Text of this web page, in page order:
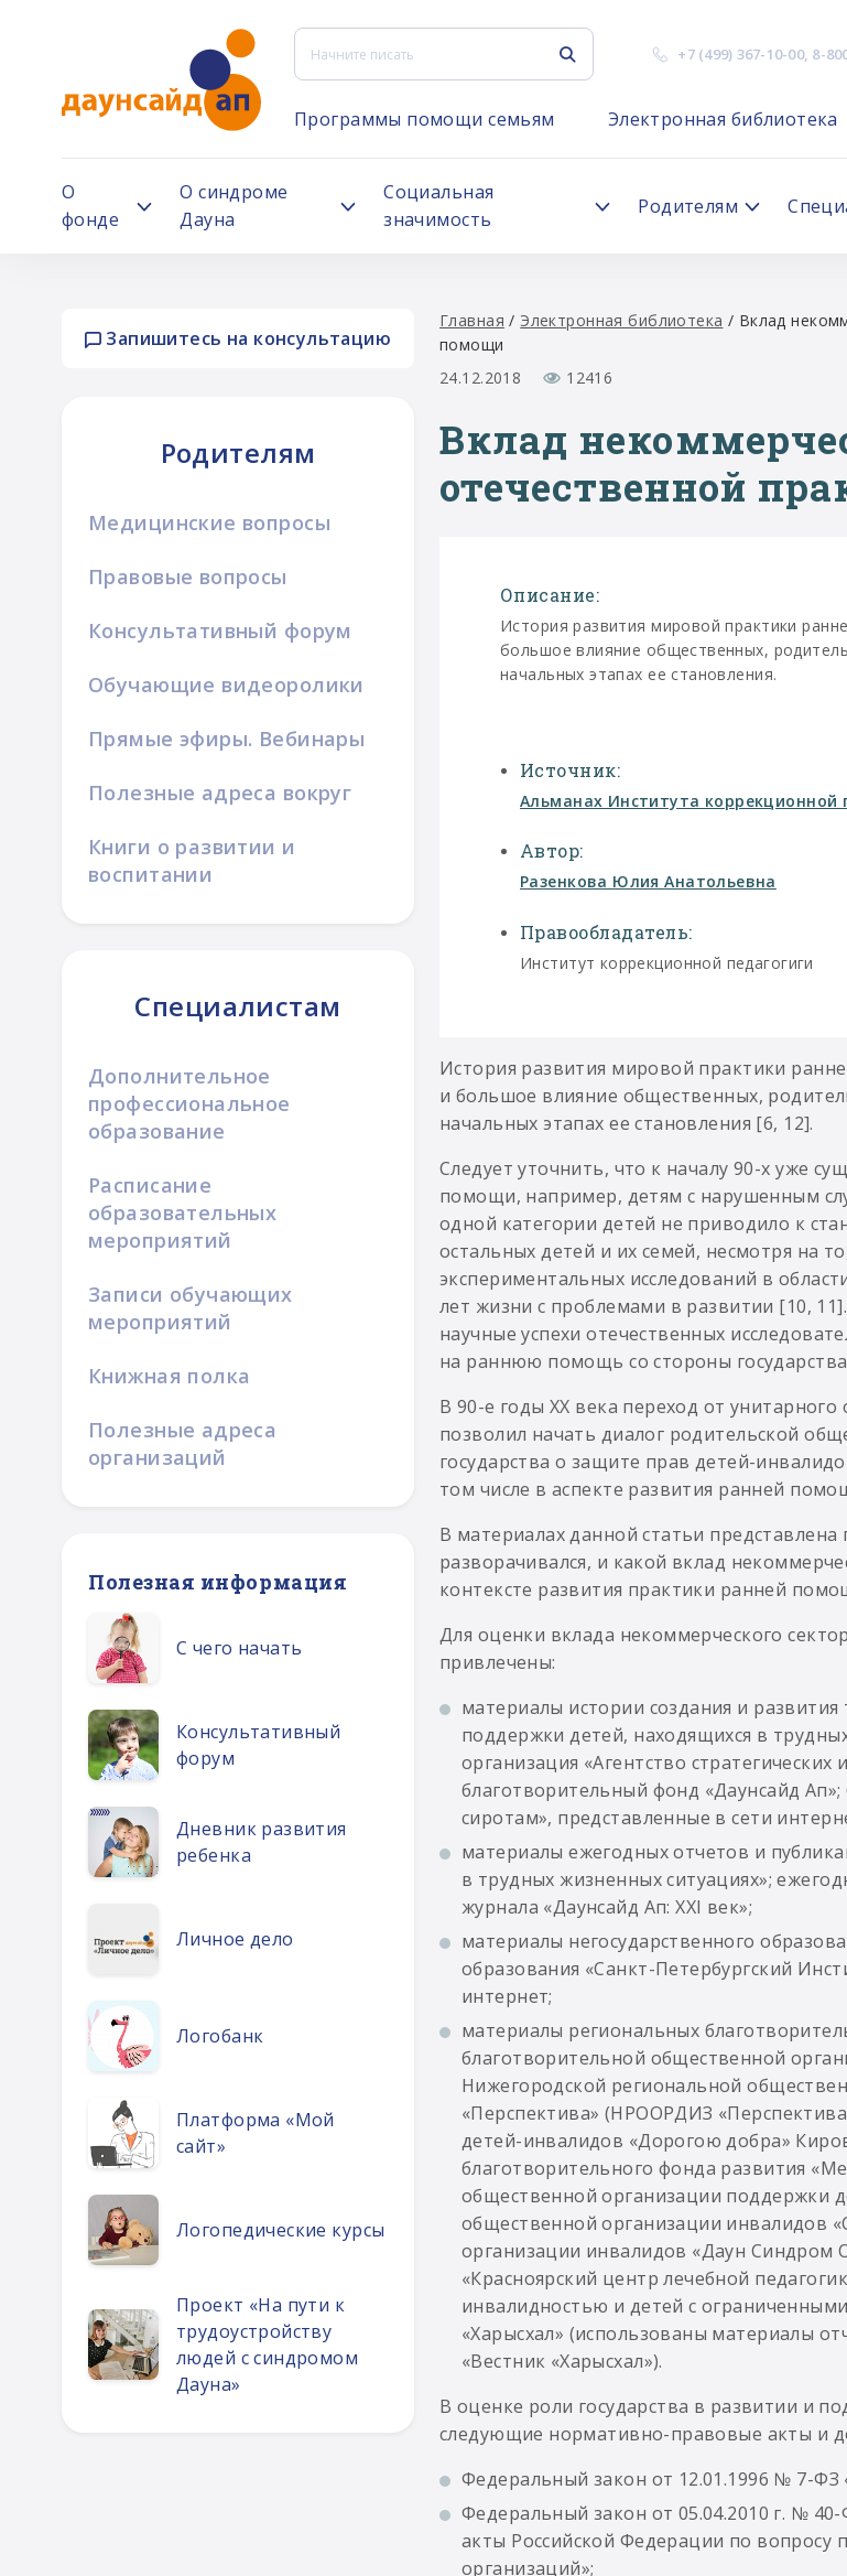
+7 (499) 367-10-00, 8-
Программы помощи семьям Электронная библиотека
О
фонде
О синдроме
Дауна
Социальная
значимость
Родителям
Запишитесь на консультацию
Родителям
Медицинские вопросы
Правовые вопросы
Консультативный форум
Обучающие видеоролики
Прямые эфиры. Вебинары
Полезные адреса вокруг
Книги о развитии и
воспитании
Специалистам
Дополнительное
профессиональное
образование
Расписание
образовательных
мероприятий
Записи обучающих
мероприятий
Книжная полка
Полезные адреса
организаций
Полезная информация
С чего начать
Консультативный
форум
Дневник развития
ребенка
Личное дело
Логобанк
Платформа «Мой
сайт»
Логопедические курсы
Проект «На пути к
трудоустройству
людей с синдромом
Дауна»
Главная / Электронная библиотека / Вклад
помощи
24.12.2018
12416
Вклад
отечественной
Описание:
История развития мировой практики
большое влияние общественных,
начальных этапах ее становления.
Источник:
Альманах Института коррекционной
Автор:
Разенкова Юлия Анатольевна
Правообладатель:
Институт коррекционной педагогиги
История развития мировой практики
и большое влияние общественных,
начальных этапах ее становления [6, 12].
Следует уточнить, что к началу 90-х уже
помощи, например, детям с нарушенным
одной категории детей не приводило к
остальных детей и их семей, несмотря на
экспериментальных исследований в
лет жизни с проблемами в развитии [10,
научные успехи отечественных
на раннюю помощь со стороны
В 90-е годы XX века переход от
позволил начать диалог родительской
государства о защите прав детей-
том числе в аспекте развития ранней
В материалах данной статьи
разворачивался, и какой вклад
контексте развития практики ранней
Для оценки вклада некоммерческого
привлечены:
материалы истории создания и
поддержки детей, находящихся в
организация «Агентство
благотворительный фонд «Даунсайд
сиротам», представленные в сети
материалы ежегодных отчетов и
в трудных жизненных ситуациях»;
журнала «Даунсайд Ап: XXI век»;
материалы негосударственного
образования «Санкт-Петербургский
интернет;
материалы региональных
благотворительной общественной
Нижегородской региональной
«Перспектива» (НРООРДИЗ
детей-инвалидов «Дорогою добра»
благотворительного фонда развития
общественной организации поддержки
общественной организации инвалидов
организации инвалидов «Даун Синдром
«Красноярский центр лечебной
инвалидностью и детей с
«Харысхал» (использованы материалы
«Вестник «Харысхал»).
В оценке роли государства в развитии и
следующие нормативно-правовые акты и
Федеральный закон от 12.01.1996 № 7-ФЗ
Федеральный закон от 05.04.2010 г. №
акты Российской Федерации по
организаций»;